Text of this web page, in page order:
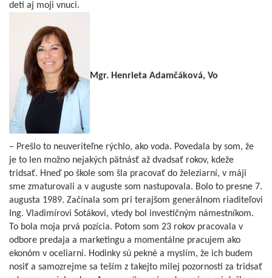
deti aj moji vnuci.
Mgr. Henrieta Adamčáková, Vo
– Prešlo to neuveriteľne rýchlo, ako voda. Povedala by som, že
je to len možno nejakých pätnásť až dvadsať rokov, kdeže
tridsať. Hneď po škole som šla pracovať do železiarní, v máji
sme zmaturovali a v auguste som nastupovala. Bolo to presne 7.
augusta 1989. Začínala som pri terajšom generálnom riaditeľovi
Ing. Vladimírovi Sotákovi, vtedy bol investičným námestníkom.
To bola moja prvá pozícia. Potom som 23 rokov pracovala v
odbore predaja a marketingu a momentálne pracujem ako
ekonóm v oceliarni. Hodinky sú pekné a myslím, že ich budem
nosiť a samozrejme sa teším z takejto milej pozornosti za tridsať